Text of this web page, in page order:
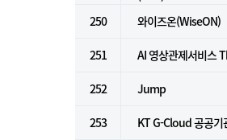
250
와이즈온(WiseON)
251 AI 영상관제서비스
252 Jump
253 KT G-Cloud 공공기